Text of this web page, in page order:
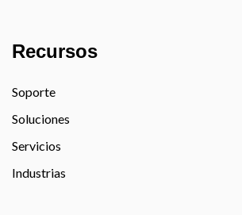
Recursos
Soporte
Soluciones
Servicios
Industrias